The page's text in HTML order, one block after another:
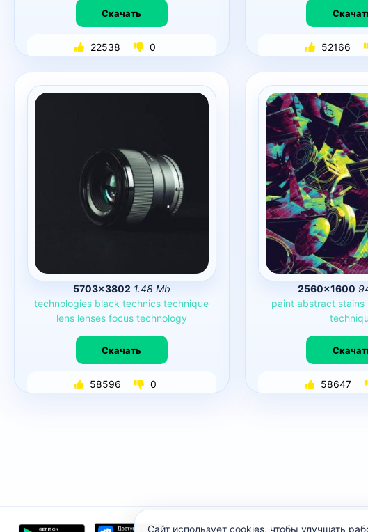
Скачать
22538 0 52166
5703×3802 1.48 Mb
technologies black technics technique
lens lenses focus technology
Скачать
58596 0
2560×1600
paint abstract stains
58647
Сайт использует cookies, чтобы улучшать